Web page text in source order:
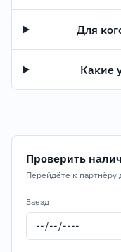
Для
Какие
Проверить
Перейдёте к партнёру
Заезд